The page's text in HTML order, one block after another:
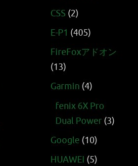
CSS (2)
E-P1 (405)
FireFoxアドオン
(13)
Garmin (4)
fenix 6X Pro
Dual Power (3)
Google (10)
HUAWEI (5)